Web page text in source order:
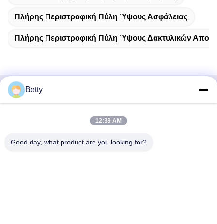
Πλήρης Περιστροφική Πύλη Ύψους Ασφάλειας
Πλήρης Περιστροφική Πύλη Ύψους Δακτυλικών
Γρήγορη επικοινωνία
Guangdong, Κίνα
Betty
12:39 AM
Good day, what product are you looking for?